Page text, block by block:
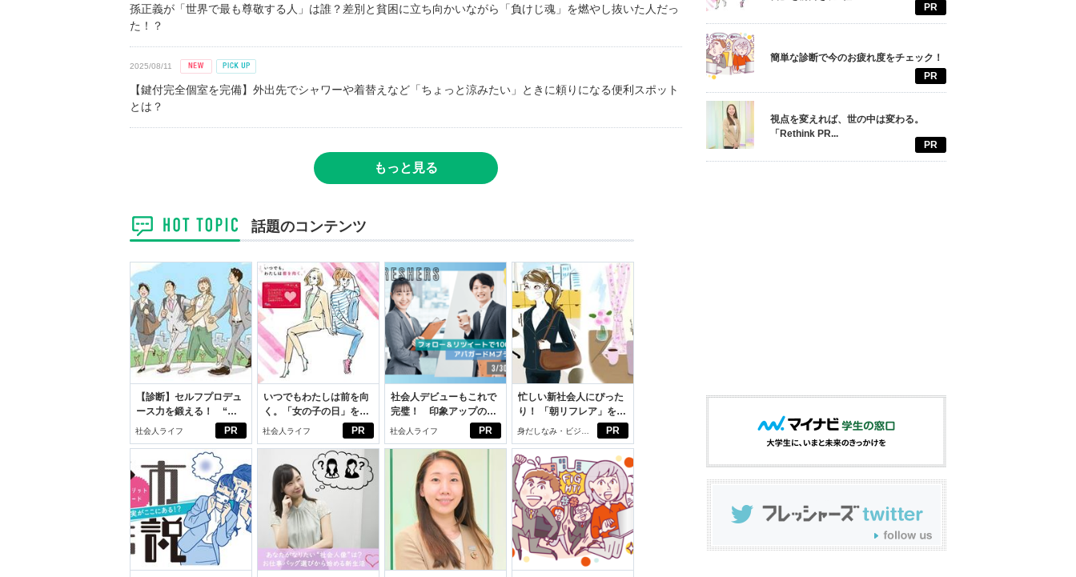
孫正義が「世界で最も尊敬する人」は誰？差別と貧困に立ち向かいながら「負けじ魂」を燃やし抜いた人だっ
た！？
2025/08/11
【鍵付完全個室を完備】外出先でシャワーや着替えなど「ちょっと涼みたい」ときに頼りになる便利スポット
とは？
もっと見る
話題のコンテンツ
PR
【診断】セルフプロデュ
ース力を鍛える！ “ジ
ブン観”診断
社会人ライフ PR
いつでもわたしは前を向
く。「女の子の日」を前
向きに♪社会人エリ・大
社会人ライフ PR
社会人デビューもこれで
完璧！ 印象アップのセ
ルフプロデュース術
社会人ライフ PR
忙しい新社会人にぴった
り！ 「朝リフレア」をは
じめよう。しっかりニオ
イケアして24時間快適。
身だしなみ・ビジネ
スアイテム
PR
簡単な診断で今のお疲れ度をチェック！
PR
視点を変えれば、世の中は変わる。
「Rethink PR...
PR